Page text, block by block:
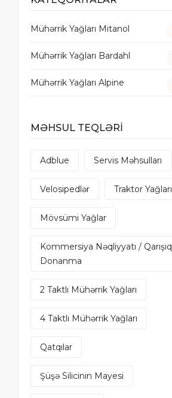
Mühərrik Yağları Mitanol
Mühərrik Yağları Bardahl
Mühərrik Yağları Alpine
MƏHSUL TEQLƏRİ
Adblue Servis Məhsulları
Velosipedlər Traktor Yağları
Mövsümi Yağlar
Kommersiya Nəqliyyatı / Qarışıq
Donanma
2 Taktlı Mühərrik Yağları
4 Taktlı Mühərrik Yağları
Qatqılar
Şüşə Silicinin Mayesi